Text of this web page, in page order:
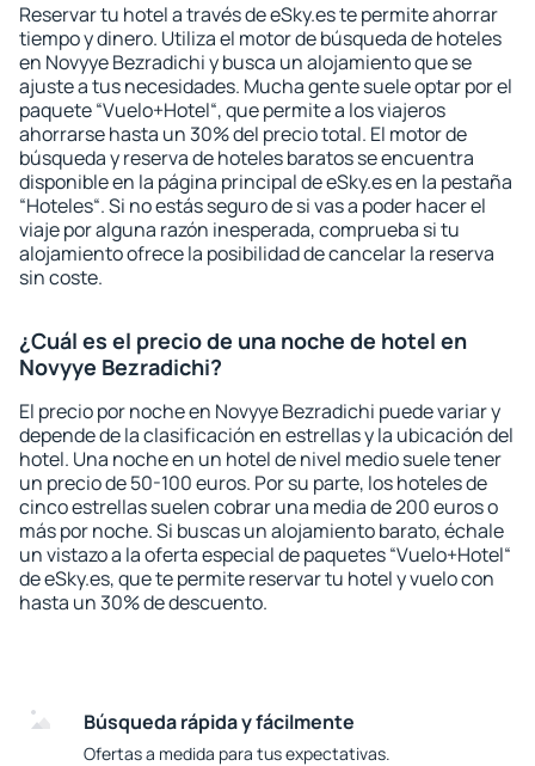
Reservar tu hotel a través de eSky.es te permite ahorrar
tiempo y dinero. Utiliza el motor de búsqueda de hoteles
en Novyye Bezradichi y busca un alojamiento que se
ajuste a tus necesidades. Mucha gente suele optar por el
paquete “Vuelo+Hotel“, que permite a los viajeros
ahorrarse hasta un 30% del precio total. El motor de
búsqueda y reserva de hoteles baratos se encuentra
disponible en la página principal de eSky.es en la pestaña
“Hoteles“. Si no estás seguro de si vas a poder hacer el
viaje por alguna razón inesperada, comprueba si tu
alojamiento ofrece la posibilidad de cancelar la reserva
sin coste.
¿Cuál es el precio de una noche de hotel en
Novyye Bezradichi?
El precio por noche en Novyye Bezradichi puede variar y
depende de la clasificación en estrellas y la ubicación del
hotel. Una noche en un hotel de nivel medio suele tener
un precio de 50-100 euros. Por su parte, los hoteles de
cinco estrellas suelen cobrar una media de 200 euros o
más por noche. Si buscas un alojamiento barato, échale
un vistazo a la oferta especial de paquetes “Vuelo+Hotel“
de eSky.es, que te permite reservar tu hotel y vuelo con
hasta un 30% de descuento.
Búsqueda rápida y fácilmente
Ofertas a medida para tus expectativas.